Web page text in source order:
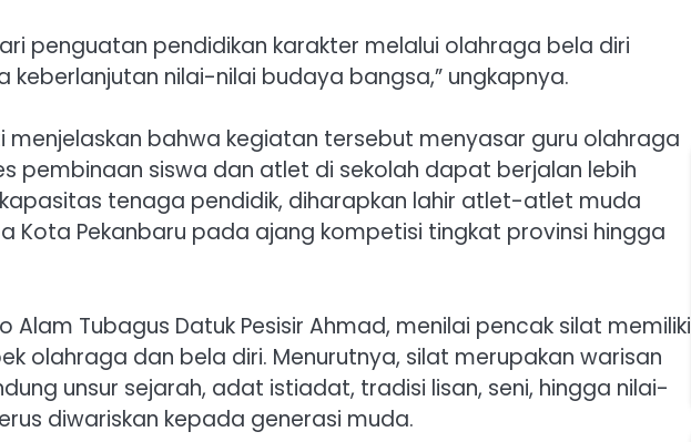
penguatan pendidikan karakter melalui olahraga bela diri
keberlanjutan nilai-nilai budaya bangsa,” ungkapnya.
menjelaskan bahwa kegiatan tersebut menyasar guru olahraga
pembinaan siswa dan atlet di sekolah dapat berjalan lebih
tenaga pendidik, diharapkan lahir atlet-atlet muda
Kota Pekanbaru pada ajang kompetisi tingkat provinsi hingga
Alam Tubagus Datuk Pesisir Ahmad, menilai pencak silat memiliki
olahraga dan bela diri. Menurutnya, silat merupakan warisan
unsur sejarah, adat istiadat, tradisi lisan, seni, hingga nilai-
diwariskan kepada generasi muda.